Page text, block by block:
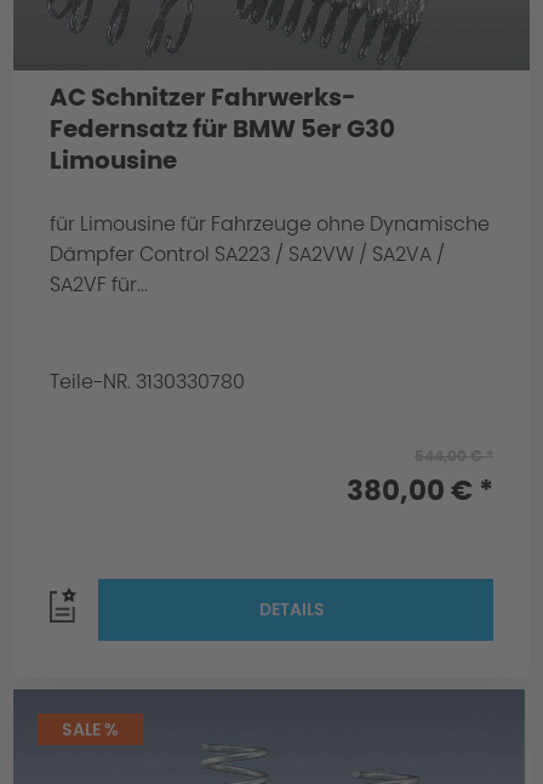
AC Schnitzer Fahrwerks-
Federnsatz für BMW 5er G30
Limousine
für Limousine für Fahrzeuge ohne Dynamische
Dämpfer Control SA223 / SA2VW / SA2VA /
SA2VF für...
Teile-NR. 3130330780
380,00 € *
DETAILS
SALE %